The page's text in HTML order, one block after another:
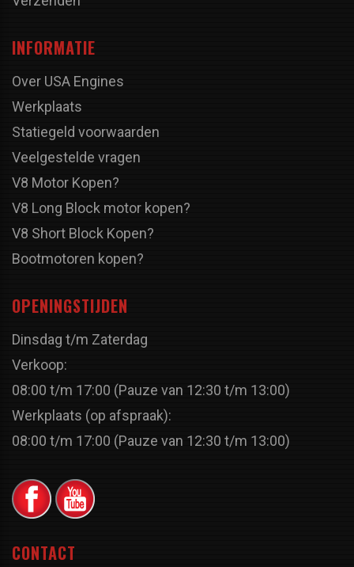
INFORMATIE
Over USA Engines
Werkplaats
Statiegeld voorwaarden
Veelgestelde vragen
V8 Motor Kopen?
V8 Long Block motor kopen?
V8 Short Block Kopen?
Bootmotoren kopen?
OPENINGSTIJDEN
Dinsdag t/m Zaterdag
Verkoop:
08:00 t/m 17:00 (Pauze van 12:30 t/m 13:00)
Werkplaats (op afspraak):
08:00 t/m 17:00 (Pauze van 12:30 t/m 13:00)
CONTACT